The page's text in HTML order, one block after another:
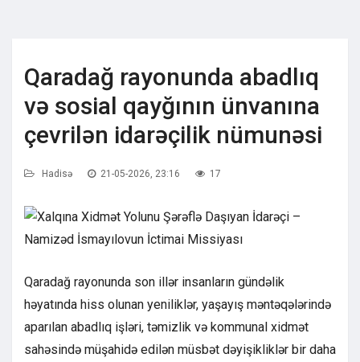
Qaradağ rayonunda abadlıq
və sosial qayğının ünvanına
çevrilən idarəçilik nümunəsi
Hadisə 21-05-2026, 23:16 17
Qaradağ rayonunda son illər insanların gündəlik
həyatında hiss olunan yeniliklər, yaşayış məntəqələrində
aparılan abadlıq işləri, təmizlik və kommunal xidmət
sahəsində müşahidə edilən müsbət dəyişikliklər bir daha